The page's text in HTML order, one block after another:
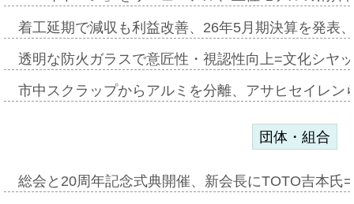
着工延期で減収も利益改善、26年5月期決算を発表
透明な防火ガラスで意匠性・視認性向上=文化シヤ
市中スクラップからアルミを分離、アサヒセイレ
団体・組合
総会と20周年記念式典開催、新会長にTOTO吉本氏